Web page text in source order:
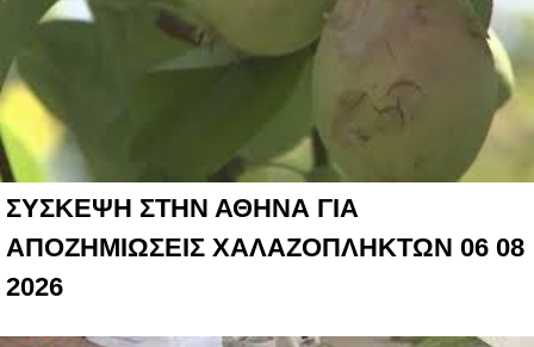
ΣΥΣΚΕΨΗ ΣΤΗΝ ΑΘΗΝΑ ΓΙΑ
ΑΠΟΖΗΜΙΩΣΕΙΣ ΧΑΛΑΖΟΠΛΗΚΤΩΝ 06 08
2026